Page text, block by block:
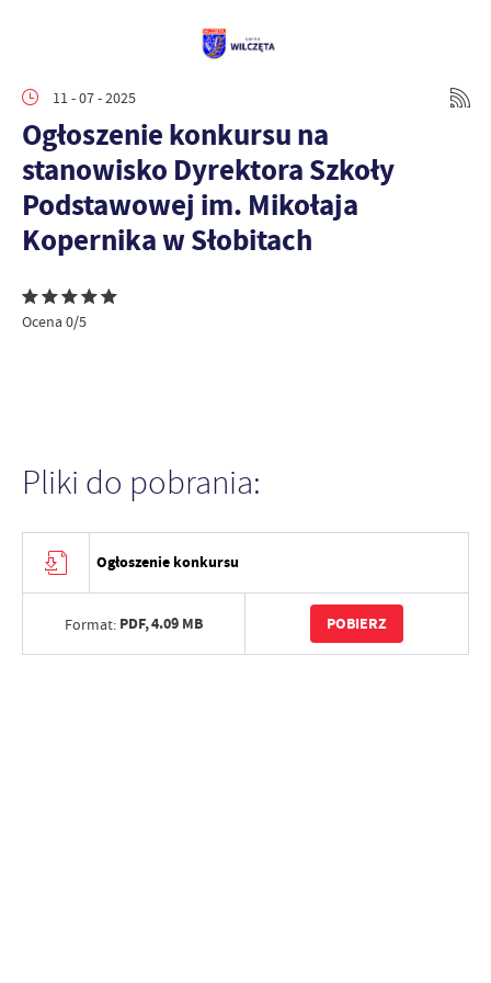
11 - 07 - 2025
Ogłoszenie konkursu na
stanowisko Dyrektora Szkoły
Podstawowej im. Mikołaja
Kopernika w Słobitach
Ocena 0/5
Pliki do pobrania:
Ogłoszenie konkursu
Format: PDF,4.09 MB POBIERZ